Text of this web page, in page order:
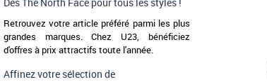
Retrouvez votre article préféré parmi les plus
grandes marques. Chez U23, bénéficiez
d'offres à prix attractifs toute l'année.
Affinez votre sélection de
Explorez la
à capuche
duvet recyclé,